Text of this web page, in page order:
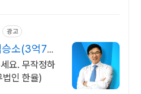
광고
소(3억7천)
요. 무작정하
인 한율)